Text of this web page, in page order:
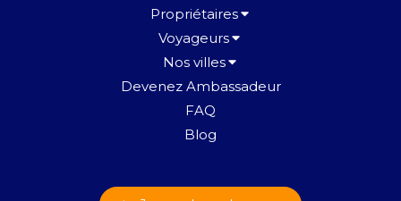
Propriétaires
Voyageurs
Nos villes
Devenez Ambassadeur
FAQ
Blog